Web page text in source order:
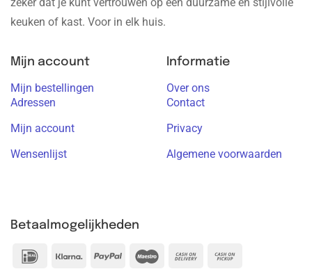
keuken of kast. Voor in elk huis.
Mijn account
Mijn bestellingen
Adressen
Mijn account
Wensenlijst
Informatie
Over ons
Contact
Privacy
Algemene voorwaarden
Betaalmogelijkheden
IDeal Klarna PayPal Maestro Cash